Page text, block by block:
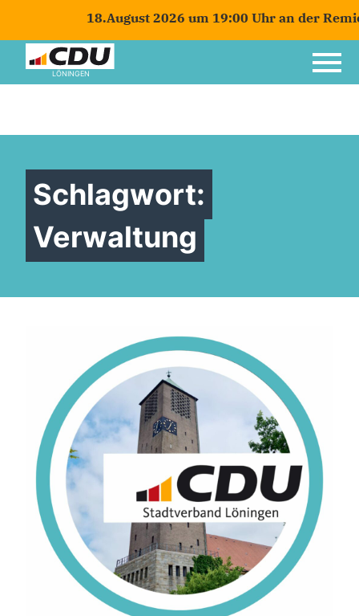
18.August 2026 um 19:00 Uhr an der
LÖNINGEN
Schlagwort:
Verwaltung